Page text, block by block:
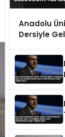
Anadolu
Dersiyle